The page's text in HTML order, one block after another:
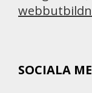
SOCIALA